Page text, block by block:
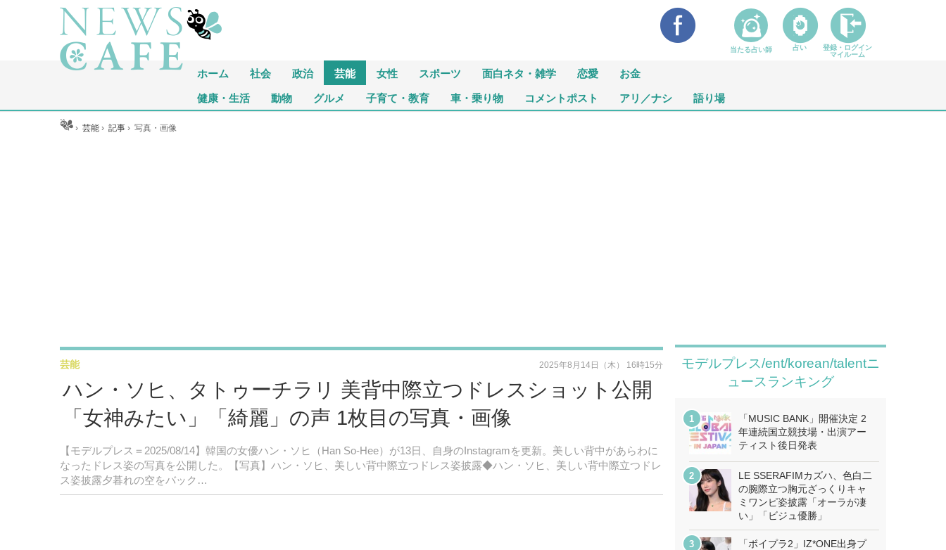
ホーム 社会 政治 芸能 女性 スポーツ 面白ネタ・雑学 恋愛 お金
健康・生活 動物 グルメ 子育て・教育 車・乗り物 コメントポスト アリ／ナシ 語り場
ホーム ›芸能 ›記事 ›写真・画像
ハン・ソヒ、タトゥーチラリ 美背中際立つドレスショット公開
「女神みたい」「綺麗」の声 1枚目の写真・画像
【モデルプレス＝2025/08/14】韓国の女優ハン・ソヒ（Han So-Hee）が13日、自身のInstagramを更新。美しい背中があらわに
なったドレス姿の写真を公開した。【写真】ハン・ソヒ、美しい背中際立つドレス姿披露◆ハン・ソヒ、美しい背中際立つドレ
ス姿披露夕暮れの空をバック…
芸能 2025年8月14日（木） 16時15分
モデルプレス/ent/korean/talentニ
ュースランキング
「MUSIC BANK」開催決定 2
年連続国立競技場・出演アー
ティスト後日発表
LE SSERAFIMカズハ、色白二
の腕際立つ胸元ざっくりキャ
ミワンピ姿披露「オーラが凄
い」「ビジュ優勝」
「ボイプラ2」IZ*ONE出身プ
当たる占い師 占い
登録・ログイン
マイルーム